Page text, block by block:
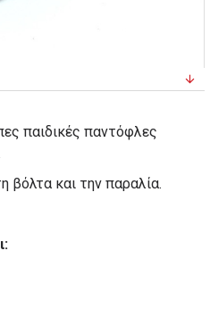
παιδικές παντόφλες
βόλτα και την παραλία.